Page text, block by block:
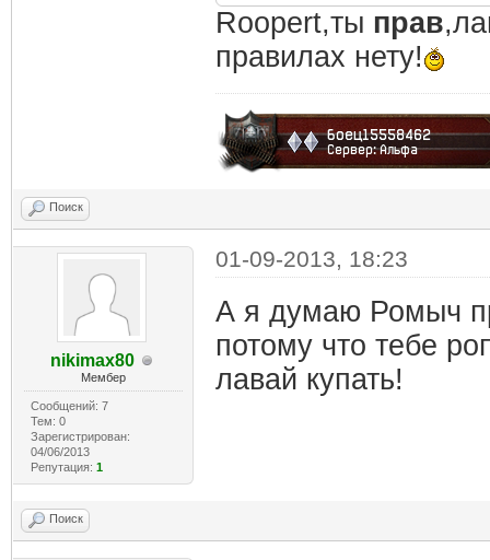
Roopert,ты прав
правилах нету!
Поиск
nikimax80
Мембер
Сообщений: 7
Тем: 0
Зарегистрирован:
04/06/2013
Репутация: 1
01-09-2013, 18:23
А я думаю Ромыч
потому что тебе
лавай купать!
Поиск